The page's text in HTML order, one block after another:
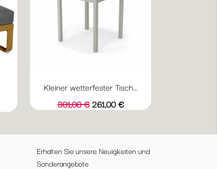
Kleiner wetterfester Tisch...
Verkaufspreis
301,00 € Preis
261,00 €
Erhalten Sie unsere Neuigkeiten und
Sonderangebote